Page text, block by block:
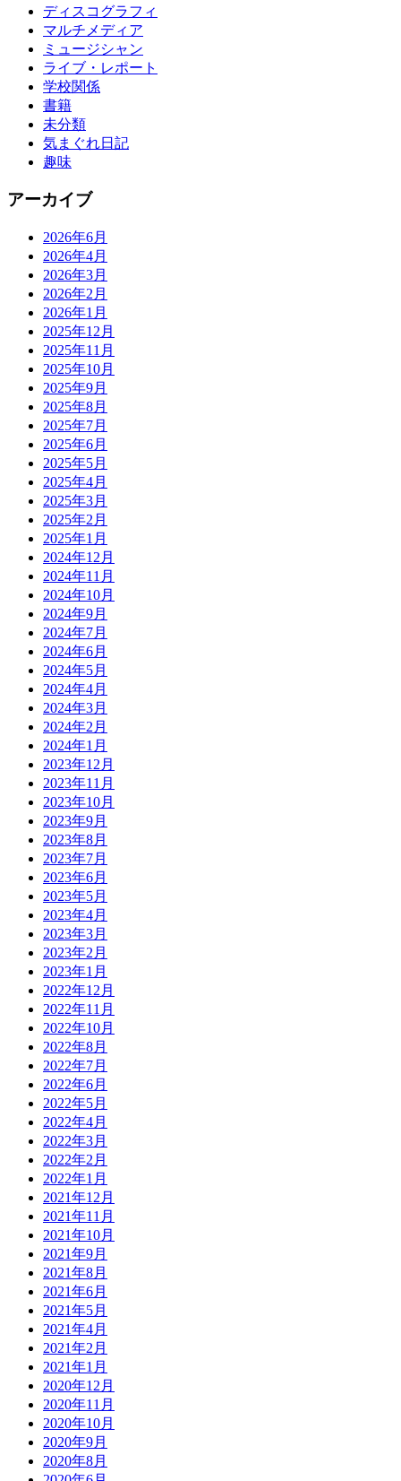
ディスコグラフィ
マルチメディア
ミュージシャン
ライブ・レポート
学校関係
書籍
未分類
気まぐれ日記
趣味
アーカイブ
2026年6月
2026年4月
2026年3月
2026年2月
2026年1月
2025年12月
2025年11月
2025年10月
2025年9月
2025年8月
2025年7月
2025年6月
2025年5月
2025年4月
2025年3月
2025年2月
2025年1月
2024年12月
2024年11月
2024年10月
2024年9月
2024年7月
2024年6月
2024年5月
2024年4月
2024年3月
2024年2月
2024年1月
2023年12月
2023年11月
2023年10月
2023年9月
2023年8月
2023年7月
2023年6月
2023年5月
2023年4月
2023年3月
2023年2月
2023年1月
2022年12月
2022年11月
2022年10月
2022年8月
2022年7月
2022年6月
2022年5月
2022年4月
2022年3月
2022年2月
2022年1月
2021年12月
2021年11月
2021年10月
2021年9月
2021年8月
2021年6月
2021年5月
2021年4月
2021年2月
2021年1月
2020年12月
2020年11月
2020年10月
2020年9月
2020年8月